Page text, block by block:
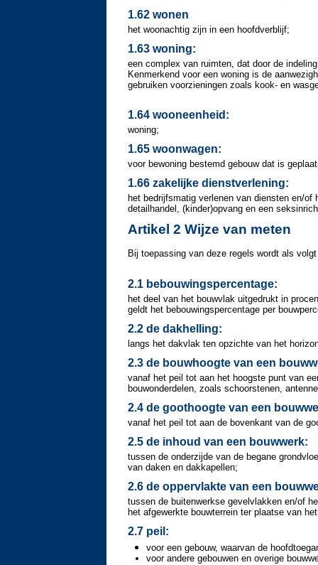
1.62 wonen
het woonachtig zijn in een hoofdverblijf;
1.63 woning:
een complex van ruimten, dat door de
Kenmerkend voor een woning is de
gebruiken voorzieningen zoals kook- en
1.64 wooneenheid:
woning;
1.65 woonwagen:
voor bewoning bestemd gebouw dat is
1.66 zakelijke dienstverlening:
het bedrijfsmatig verlenen van diensten en/
detailhandel, (kinder)opvang en een
Artikel 2 Wijze van meten
Bij toepassing van deze regels wordt als
2.1 bebouwingspercentage:
het deel van het bouwvlak uitgedrukt in
geldt het bebouwingspercentage per
2.2 de dakhelling:
langs het dakvlak ten opzichte van het
2.3 de bouwhoogte van een
vanaf het peil tot aan het hoogste punt van
bouwonderdelen, zoals schoorstenen,
2.4 de goothoogte van een
vanaf het peil tot aan de bovenkant van de
2.5 de inhoud van een bouwwerk:
tussen de onderzijde van de begane
van daken en dakkapellen;
2.6 de oppervlakte van een
tussen de buitenwerkse gevelvlakken en/of
het afgewerkte bouwterrein ter plaatse van
2.7 peil:
voor een gebouw, waarvan de
voor andere gebouwen en overige